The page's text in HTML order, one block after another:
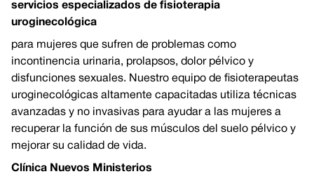
servicios especializados de fisioterapia
uroginecológica
para mujeres que sufren de problemas como
incontinencia urinaria, prolapsos, dolor pélvico y
disfunciones sexuales. Nuestro equipo de fisioterapeutas
uroginecológicas altamente capacitadas utiliza técnicas
avanzadas y no invasivas para ayudar a las mujeres a
recuperar la función de sus músculos del suelo pélvico y
mejorar su calidad de vida.
Clínica Nuevos Ministerios